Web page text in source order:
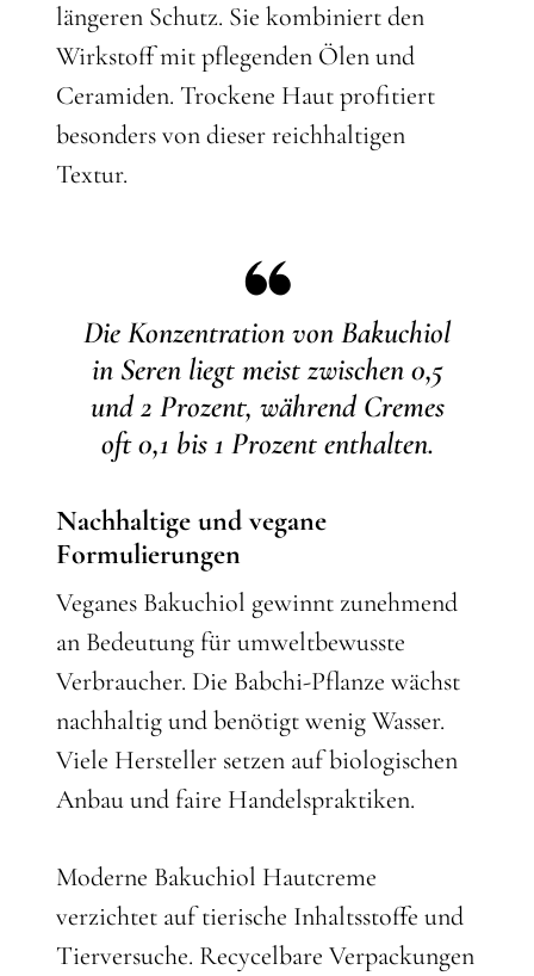
längeren Schutz. Sie kombiniert den
Wirkstoff mit pflegenden Ölen und
Ceramiden. Trockene Haut profitiert
besonders von dieser reichhaltigen
Textur.
Die Konzentration von Bakuchiol
in Seren liegt meist zwischen 0,5
und 2 Prozent, während Cremes
oft 0,1 bis 1 Prozent enthalten.
Nachhaltige und vegane
Formulierungen
Veganes Bakuchiol gewinnt zunehmend
an Bedeutung für umweltbewusste
Verbraucher. Die Babchi-Pflanze wächst
nachhaltig und benötigt wenig Wasser.
Viele Hersteller setzen auf biologischen
Anbau und faire Handelspraktiken.
Moderne Bakuchiol Hautcreme
verzichtet auf tierische Inhaltsstoffe und
Tierversuche. Recycelbare Verpackungen